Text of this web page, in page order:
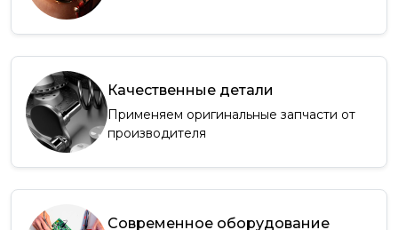
Качественные детали
Применяем оригинальные запчасти от
производителя
Современное оборудование